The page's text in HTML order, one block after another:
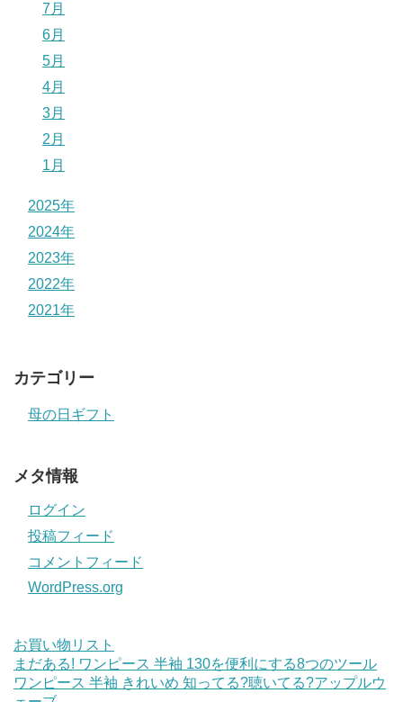
7月
6月
5月
4月
3月
2月
1月
2025年
2024年
2023年
2022年
2021年
カテゴリー
母の日ギフト
メタ情報
ログイン
投稿フィード
コメントフィード
WordPress.org
お買い物リスト
まだある! ワンピース 半袖 130を便利にする8つのツール
ワンピース 半袖 きれいめ 知ってる?聴いてる?アップルウ